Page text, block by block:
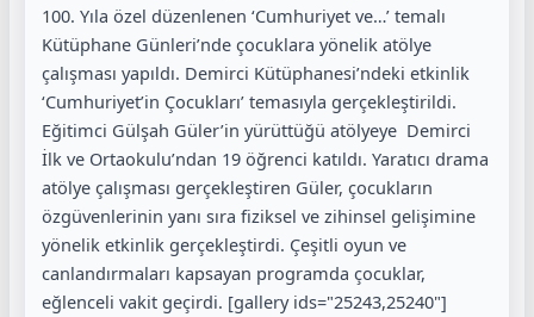
100. Yıla özel düzenlenen ‘Cumhuriyet ve…’ temalı
Kütüphane Günleri’nde çocuklara yönelik atölye
çalışması yapıldı. Demirci Kütüphanesi’ndeki etkinlik
‘Cumhuriyet’in Çocukları’ temasıyla gerçekleştirildi.
Eğitimci Gülşah Güler’in yürüttüğü atölyeye Demirci
İlk ve Ortaokulu’ndan 19 öğrenci katıldı. Yaratıcı drama
atölye çalışması gerçekleştiren Güler, çocukların
özgüvenlerinin yanı sıra fiziksel ve zihinsel gelişimine
yönelik etkinlik gerçekleştirdi. Çeşitli oyun ve
canlandırmaları kapsayan programda çocuklar,
eğlenceli vakit geçirdi. [gallery ids="25243,25240"]